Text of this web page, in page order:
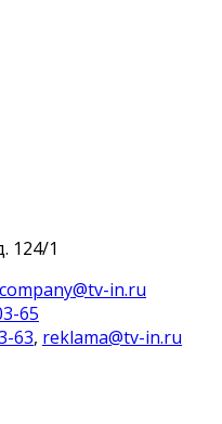
124/1
company@tv-in.ru
65
63, reklama@tv-in.ru